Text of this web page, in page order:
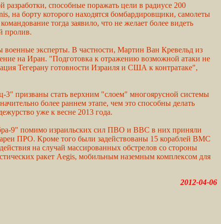
способные поражать цели в радиусе 200
борту которого находятся бомбардировщики, самолеты
тогда заявило, что не желает более видеть
пролив.
эксперты. В частности, Мартин Ван Кревельд из
на Иран. "Подготовка к отражению возможной атаки не
Тегерану готовности Израиля и США к контратаке",
призваны стать верхним "слоем" многоярусной системы
более раннем этапе, чем это способны делать
уже к весне 2013 года.
9" помимо израильских сил ПВО и ВВС в них приняли
ПРО. Кроме того были задействованы 15 кораблей ВМС
на случай массированных обстрелов со стороны
ракет Aegis, мобильным наземным комплексом для
2012-04-06